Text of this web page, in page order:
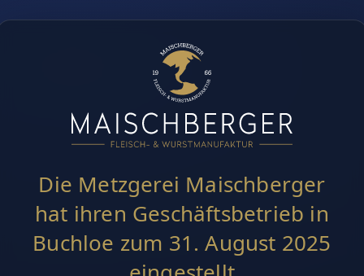
Die Metzgerei Maischberger
hat ihren Geschäftsbetrieb in
Buchloe zum 31. August 2025